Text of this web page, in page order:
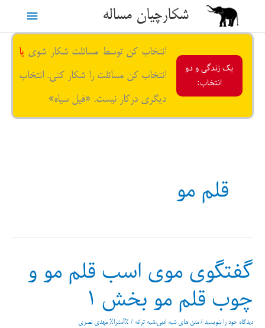
محتوا
شکارچیان مساله
فهرست
یک زندگی و دو
انتخاب:
انتخاب کن توسط مسائلت شکار شوی یا
انتخاب کن مسائلت را شکار کنی. انتخاب
دیگری درکار نیست. «فیل سیاه»
قلم مو
گفتگوی موی اسب قلم مو و
چوب قلم مو بخش ۱
دیدگاه‌ خود را بنویسید /متن های شبه ادبی،شبه ترانه / %آسترا% مهدی نصری